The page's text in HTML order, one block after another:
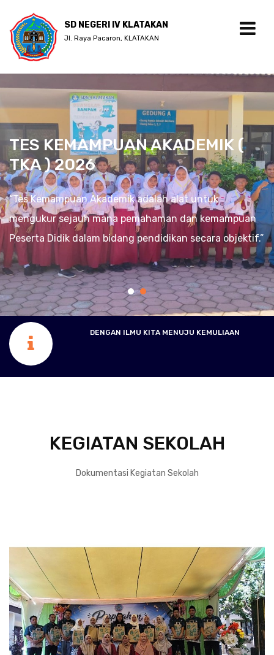
SD NEGERI IV KLATAKAN
Jl. Raya Pacaron, KLATAKAN
TES KEMAMPUAN AKADEMIK (
TKA ) 2026
“Tes Kemampuan Akademik adalah alat untuk
mengukur sejauh mana pemahaman dan kemampuan
Peserta Didik dalam bidang pendidikan secara objektif.”
DENGAN ILMU KITA MENUJU KEMULIAAN
KEGIATAN SEKOLAH
Dokumentasi Kegiatan Sekolah